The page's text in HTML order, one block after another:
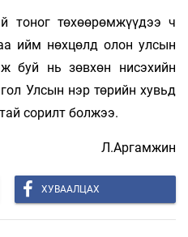
тоног төхөөрөмжүүдээ ч
ийм нөхцөлд олон улсын
буй нь зөвхөн нисэхийн
Улсын нэр төрийн хувьд
сорилт болжээ.
Л.Аргамжин
ХУВААЛЦАХ